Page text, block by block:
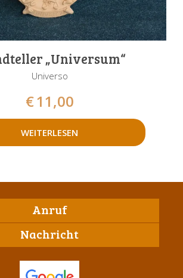
„Universum“
Universo
€11,00
WEITERLESEN
Anruf
Nachricht